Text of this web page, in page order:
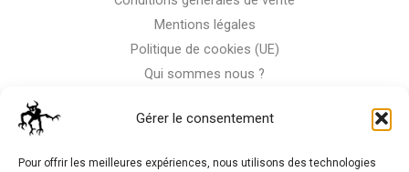
Gérer le consentement
Pour offrir les meilleures expériences, nous utilisons des technologies
Mentions légales
Politique de cookies (UE)
Qui sommes nous ?